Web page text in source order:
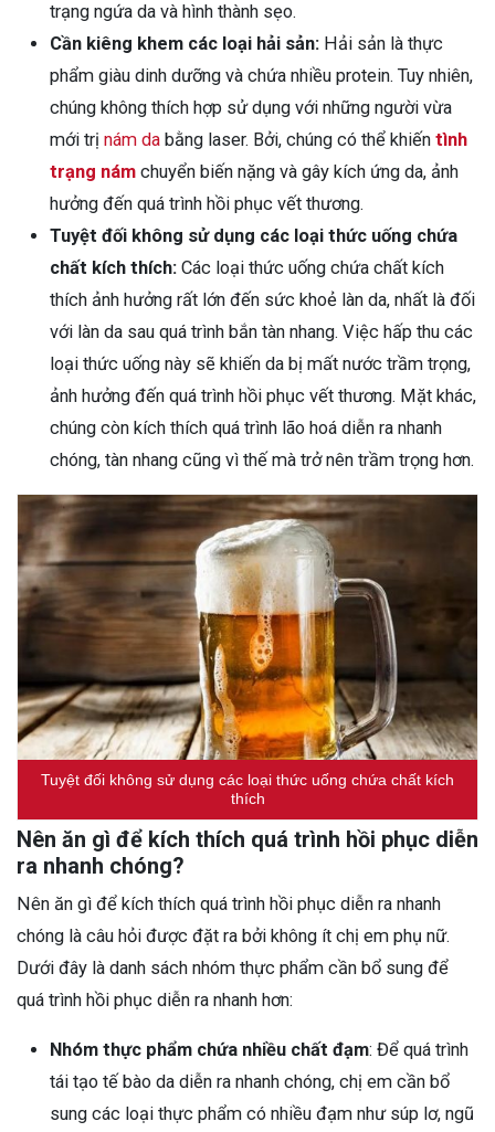
trạng ngứa da và hình thành sẹo.
Cần kiêng khem các loại hải sản: Hải sản là thực
phẩm giàu dinh dưỡng và chứa nhiều protein. Tuy nhiên,
chúng không thích hợp sử dụng với những người vừa
mới trị nám da bằng laser. Bởi, chúng có thể khiến tình
trạng nám chuyển biến nặng và gây kích ứng da, ảnh
hưởng đến quá trình hồi phục vết thương.
Tuyệt đối không sử dụng các loại thức uống chứa
chất kích thích: Các loại thức uống chứa chất kích
thích ảnh hưởng rất lớn đến sức khoẻ làn da, nhất là đối
với làn da sau quá trình bắn tàn nhang. Việc hấp thu các
loại thức uống này sẽ khiến da bị mất nước trầm trọng,
ảnh hưởng đến quá trình hồi phục vết thương. Mặt khác,
chúng còn kích thích quá trình lão hoá diễn ra nhanh
chóng, tàn nhang cũng vì thế mà trở nên trầm trọng hơn.
Tuyệt đối không sử dụng các loại thức uống chứa chất kích
thích
Nên ăn gì để kích thích quá trình hồi phục diễn
ra nhanh chóng?
Nên ăn gì để kích thích quá trình hồi phục diễn ra nhanh
chóng là câu hỏi được đặt ra bởi không ít chị em phụ nữ.
Dưới đây là danh sách nhóm thực phẩm cần bổ sung để
quá trình hồi phục diễn ra nhanh hơn:
Nhóm thực phẩm chứa nhiều chất đạm: Để quá trình
tái tạo tế bào da diễn ra nhanh chóng, chị em cần bổ
sung các loại thực phẩm có nhiều đạm như súp lơ, ngũ